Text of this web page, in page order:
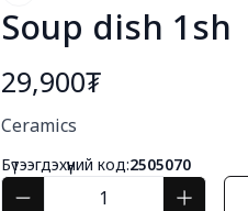
Soup dish 1sh
29,900₮
Ceramics
Бүтээгдэхүүний код:2505070